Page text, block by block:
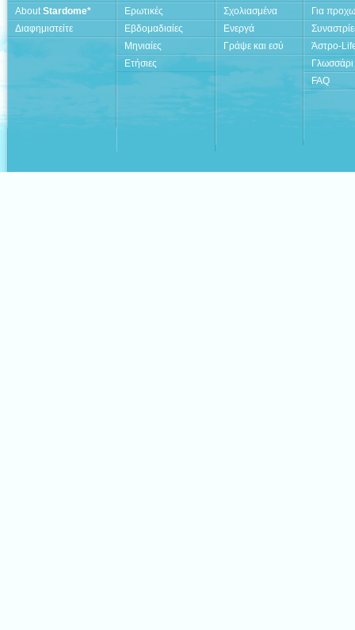
AboutStardome*
Διαφημιστείτε
Ερωτικές
Εβδομαδιαίες
Μηνιαίες
Ετήσιες
Σχολιασμένα
Ενεργά
Γράψε και εσύ
Για
Άστρο-
Γλωσσάρι
FAQ